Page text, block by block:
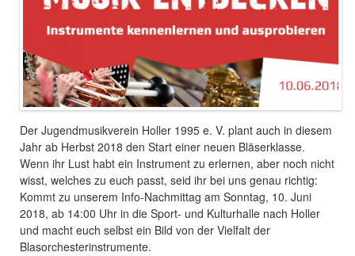
Der Jugendmusikverein Holler 1995 e. V. plant auch in diesem
Jahr ab Herbst 2018 den Start einer neuen Bläserklasse.
Wenn ihr Lust habt ein Instrument zu erlernen, aber noch nicht
wisst, welches zu euch passt, seid ihr bei uns genau richtig:
Kommt zu unserem Info-Nachmittag am Sonntag, 10. Juni
2018, ab 14:00 Uhr in die Sport- und Kulturhalle nach Holler
und macht euch selbst ein Bild von der Vielfalt der
Blasorchesterinstrumente.